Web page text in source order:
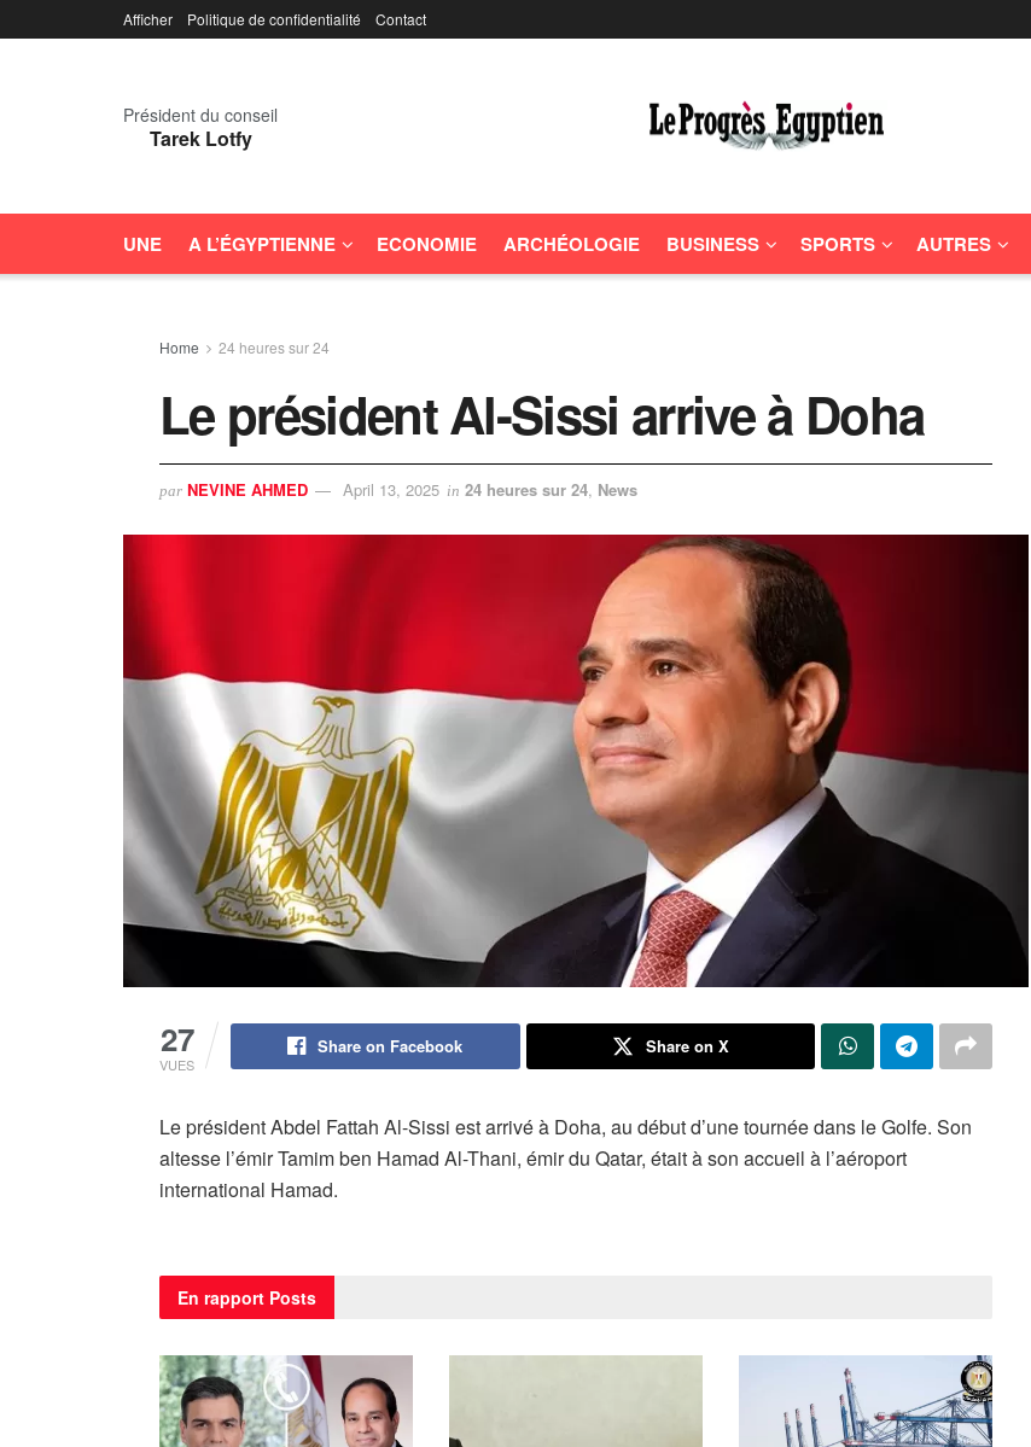
Afficher Politique de confidentialité Contact
Président du conseil
Tarek Lotfy
UNE A L’ÉGYPTIENNE ECONOMIE ARCHÉOLOGIE BUSINESS SPORTS AUTRES
Home 24 heures sur 24
Le président Al-Sissi arrive à Doha
par NEVINE AHMED April 13, 2025 in 24 heures sur 24, News
27
VUES
Share on Facebook Share on X
Le président Abdel Fattah Al-Sissi est arrivé à Doha, au début d’une tournée dans le Golfe. Son
altesse l’émir Tamim ben Hamad Al-Thani, émir du Qatar, était à son accueil à l’aéroport
international Hamad.
En rapport Posts